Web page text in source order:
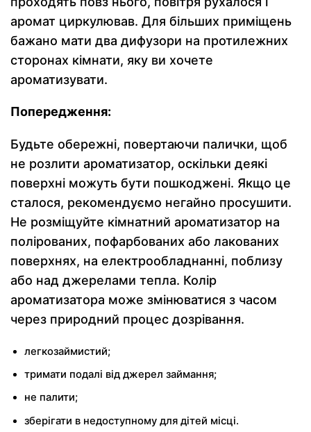
аромат циркулював. Для більших приміщень
бажано мати два дифузори на протилежних
сторонах кімнати, яку ви хочете
ароматизувати.
Попередження:
Будьте обережні, повертаючи палички, щоб
не розлити ароматизатор, оскільки деякі
поверхні можуть бути пошкоджені. Якщо це
сталося, рекомендуємо негайно просушити.
Не розміщуйте кімнатний ароматизатор на
полірованих, пофарбованих або лакованих
поверхнях, на електрообладнанні, поблизу
або над джерелами тепла. Колір
ароматизатора може змінюватися з часом
через природний процес дозрівання.
легкозаймистий;
тримати подалі від джерел займання;
не палити;
зберігати в недоступному для дітей місці.